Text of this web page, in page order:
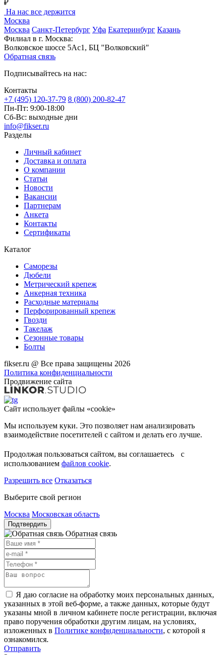
₽
На нас все держится
Москва
Москва Санкт-Петербург Уфа Екатеринбург Казань
Филиал в г. Москва:
Волковское шоссе 5Ас1, БЦ "Волковский"
Обратная связь
Подписывайтесь на нас:
Контакты
+7 (495) 120-37-79 8 (800) 200-82-47
Пн-Пт: 9:00-18:00
Сб-Вс: выходные дни
info@fikser.ru
Разделы
Личный кабинет
Доставка и оплата
О компании
Статьи
Новости
Вакансии
Партнерам
Анкета
Контакты
Сертификаты
Каталог
Саморезы
Дюбели
Метрический крепеж
Анкерная техника
Расходные материалы
Перфорированный крепеж
Гвозди
Такелаж
Сезонные товары
Болты
fikser.ru @ Все права защищены 2026
Политика конфиденциальности
Продвижение сайта
Сайт использует файлы «cookie»
Мы используем куки. Это позволяет нам анализировать
взаимодействие посетителей с сайтом и делать его лучше.
Продолжая пользоваться сайтом, вы соглашаетесь с
использованием файлов cookie.
Разрешить все Отказаться
Выберите свой регион
Москва Московская область
Подтвердить
Обратная связь
Я даю согласие на обработку моих персональных данных,
указанных в этой веб-форме, а также данных, которые будут
указаны мной в личном кабинете после регистрации, включая
право поручения обработки другим лицам, на условиях,
изложенных в Политике конфиденциальности, с которой я
ознакомился.
Отправить